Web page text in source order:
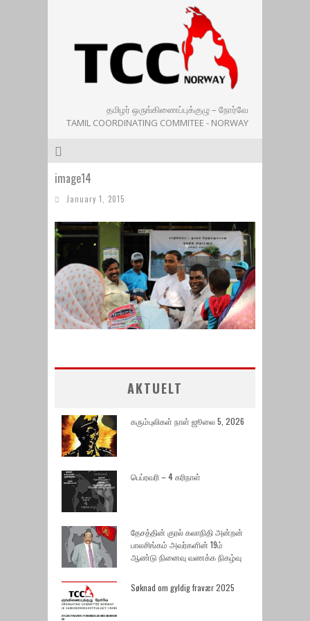
தமிழர் ஒருங்கிணைப்புக்குழு – நோர்வே
TAMIL COORDINATING COMMITEE - NORWAY
image14
January 1, 2015
AKTUELT
கரும்புலிகள் நாள் ஜூலை 5, 2026
பெப்ரவரி – 4 கரிநாள்
தேசத்தின் குரல் கலாநிதி அன்றன்
பாலசிங்கம் அவர்களின் 19ம்
ஆண்டு நினைவு வணக்க நிகழ்வு
Søknad om gyldig fravær 2025